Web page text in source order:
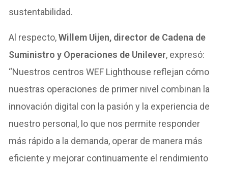
sustentabilidad.
Al respecto,Willem Uijen, director de Cadena de
Suministro y Operaciones de Unilever, expresó:
“Nuestros centros WEF Lighthouse reflejan cómo
nuestras operaciones de primer nivel combinan la
innovación digital con la pasión y la experiencia de
nuestro personal, lo que nos permite responder
más rápido a la demanda, operar de manera más
eficiente y mejorar continuamente el rendimiento